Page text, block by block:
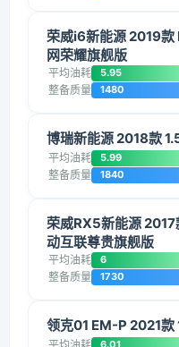
荣威i6新能源 2019款
网荣耀旗舰版
平均油耗 5.95
整备质量 1480
博瑞新能源 2018款
平均油耗 5.99
整备质量 1840
荣威RX5新能源
动互联尊贵旗舰版
平均油耗 6
整备质量 1730
领克01 EM-P 2021款
6.01